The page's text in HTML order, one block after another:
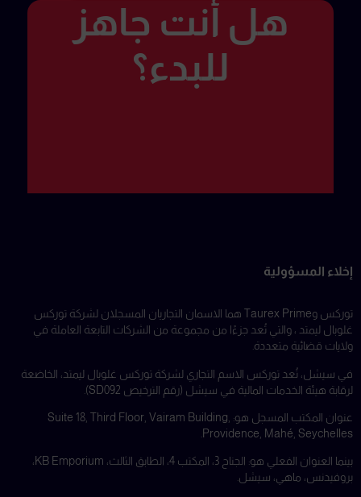
هل أنت جاهز
للبدء؟
إخلاء المسؤولية
توركس وTaurex Prime هما الاسمان التجاريان المسجلان لشركة توركس
غلوبال ليمتد ، والتي تُعد جزءًا من مجموعة من الشركات التابعة العاملة في
ولايات قضائية متعددة.
في سيشل، تُعد توركس الاسم التجاري لشركة توركس غلوبال ليمتد، الخاضعة
لرقابة هيئة الخدمات المالية في سيشل (رقم الترخيص SD092).
عنوان المكتب المسجل هو: Suite 18, Third Floor, Vairam Building,
Providence, Mahé, Seychelles.
بينما العنوان الفعلي هو: الجناح 3، المكتب 4، الطابق الثالث، KB Emporium،
بروفيدنس، ماهي، سيشل.